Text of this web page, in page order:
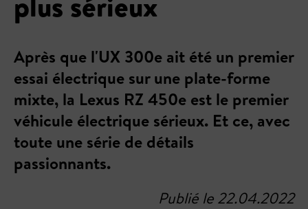
Après que l'UX 300e ait été un premier
essai électrique sur une plate-forme
mixte, la Lexus RZ 450e est le premier
véhicule électrique sérieux. Et ce, avec
toute une série de détails
passionnants.
Publié le 22.04.2022